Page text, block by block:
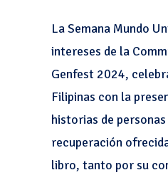
La Semana Mundo
intereses de la
Genfest 2024,
Filipinas con la
historias de
recuperación
libro, tanto por su